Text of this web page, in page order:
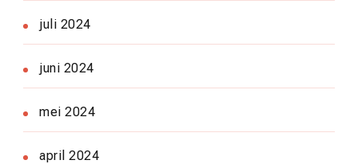
juli 2024
juni 2024
mei 2024
april 2024